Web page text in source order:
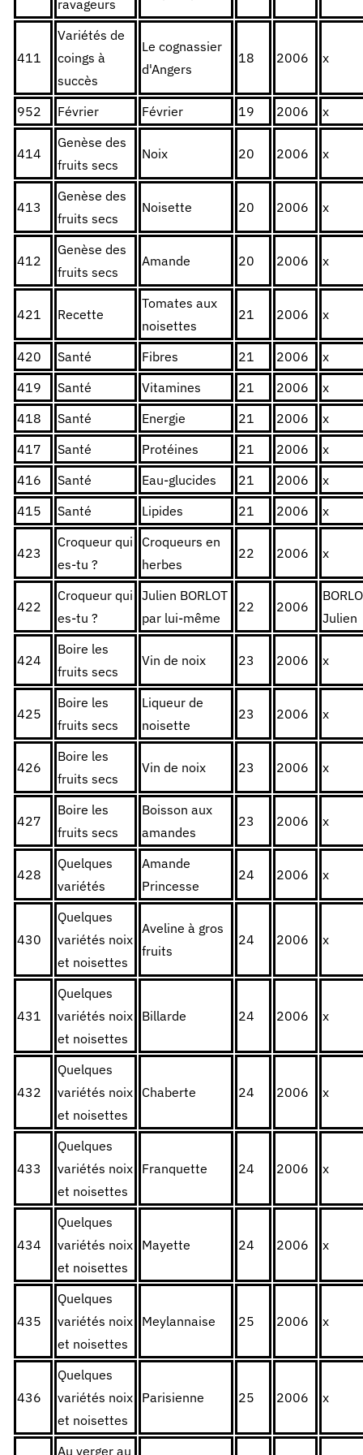
ravageurs
411
Variétés de
coings à
succès
Le cognassier
d'Angers
18 2006 x
952 Février Février 19 2006 x
414
Genèse des
fruits secs
Noix 20 2006 x
413
Genèse des
fruits secs
Noisette 20 2006 x
412
Genèse des
fruits secs
Amande 20 2006 x
421 Recette
Tomates aux
noisettes
21 2006 x
420 Santé Fibres 21 2006
x
419
Santé Vitamines 21 2006
x
418
Santé Energie 21 2006
x
417
Santé Protéines 21 2006
x
416
Santé Eau-glucides 21 2006
x
415
Santé Lipides 21 2006 x
423
Croqueur qui
es-tu ?
Croqueurs en
herbes
22 2006 x
422
Croqueur qui
es-tu ?
Julien BORLOT
par lui-même
22 2006
Julien
424
Boire les
fruits secs
Vin de noix 23 2006 x
425
Boire les
fruits secs
Liqueur de
noisette
23 2006 x
426
Boire les
fruits secs
Vin de noix 23 2006 x
427
Boire les
fruits secs
Boisson aux
amandes
23 2006 x
428
Quelques
variétés
Amande
Princesse
24 2006 x
430
Quelques
variétés noix
et noisettes
Aveline à gros
fruits
24 2006 x
431
Quelques
variétés noix
et noisettes
Billarde 24 2006 x
432
Quelques
variétés noix
et noisettes
Chaberte 24 2006 x
433
Quelques
variétés noix
et noisettes
Franquette 24 2006 x
434
Quelques
variétés noix
et noisettes
Mayette 24 2006 x
435
Quelques
variétés noix
et noisettes
Meylannaise 25 2006 x
436
Quelques
variétés noix
et noisettes
Parisienne 25 2006 x
Au verger au